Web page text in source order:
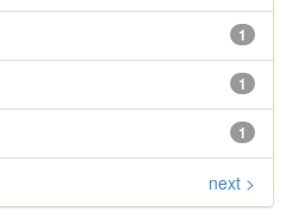
1
1
1
next >